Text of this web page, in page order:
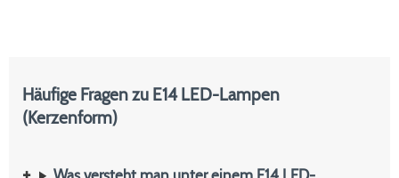
Häufige Fragen zu E14 LED-Lampen
(Kerzenform)